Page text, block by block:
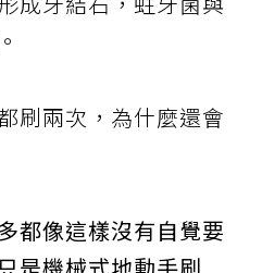
刷兩次，為什麼還會
都像這樣沒有自覺要